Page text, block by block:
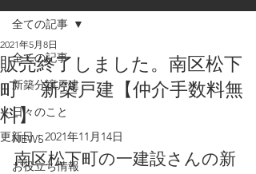
全ての記事
新築分譲戸建
日々のこと
NEWS
お役立ち情報
全ての記事
販売終了しました。南区松下
町 新築戸建【仲介手数料無
料】
2021年5月8日
更新日：2021年11月14日
南区松下町の一建設さんの新